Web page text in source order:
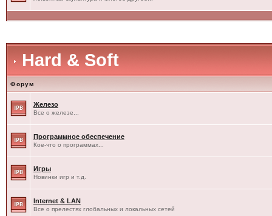
Hard & Soft
Форум
Железо
Все о железе...
Программное обеспечение
Кое-что о программах...
Игры
Новинки игр и т.д.
Internet & LAN
Все о прелестях глобальных и локальных сетей